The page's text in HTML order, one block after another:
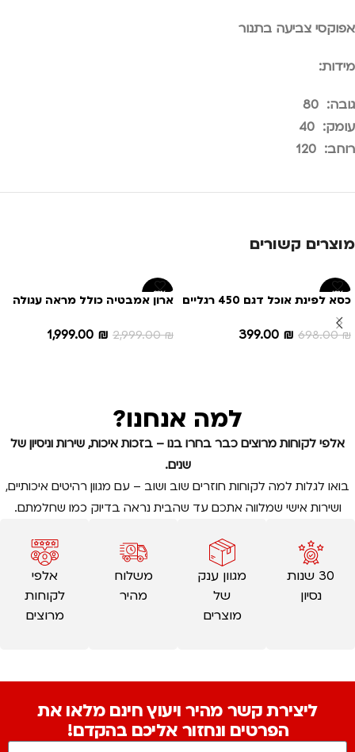
אפוקסי צביעה בתנור
מידות:
גובה: 80
עומק: 40
רוחב: 120
מוצרים קשורים
-43%
כסא לפינת אוכל דגם 450 רגליים
ברזל
698.00₪
399.00 ₪
-33%
ארון אמבטיה כולל מראה עגולה
2,999.00₪
1,999.00 ₪
למה אנחנו?
אלפי לקוחות מרוצים כבר בחרו בנו – בזכות איכות, שירות וניסיון של
שנים.
בואו לגלות למה לקוחות חוזרים שוב ושוב – עם מגוון רהיטים איכותיים,
ושירות אישי שמלווה אתכם עד שהבית נראה בדיוק כמו שחלמתם.
30 שנות
נסיון
מגוון ענק
של
מוצרים
משלוח
מהיר
אלפי
לקוחות
מרוצים
ליצירת קשר מהיר ויעוץ חינם מלאו את
הפרטים ונחזור אליכם בהקדם!